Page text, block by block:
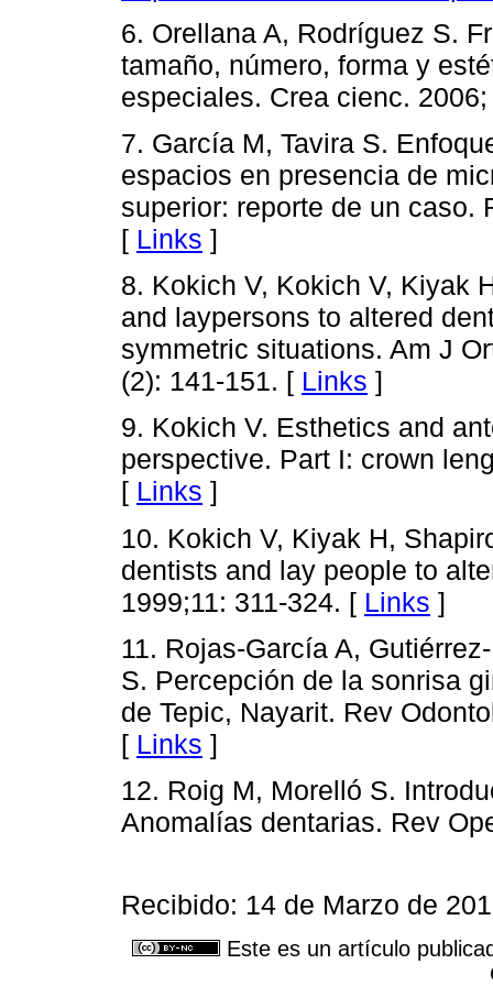
6. Orellana A, Rodríguez S.
tamaño, número, forma y
especiales. Crea cienc.
7. García M, Tavira S.
espacios en presencia de
superior: reporte de un caso.
[ Links ]
8. Kokich V, Kokich V, Kiyak
and laypersons to altered
symmetric situations. Am J
(2): 141-151. [ Links ]
9. Kokich V. Esthetics and
perspective. Part I: crown
[ Links ]
10. Kokich V, Kiyak H,
dentists and lay people to
1999;11: 311-324. [ Links ]
11. Rojas-García A,
S. Percepción de la sonrisa
de Tepic, Nayarit. Rev
[ Links ]
12. Roig M, Morelló S.
Anomalías dentarias. Rev
Recibido: 14 de Marzo de
Este es un artículo